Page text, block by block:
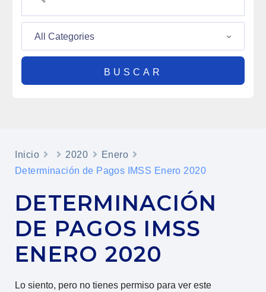
Inicio 2020
Enero
Determinación de Pagos IMSS Enero 2020
DETERMINACIÓN
DE PAGOS IMSS
ENERO 2020
Lo siento, pero no tienes permiso para ver este